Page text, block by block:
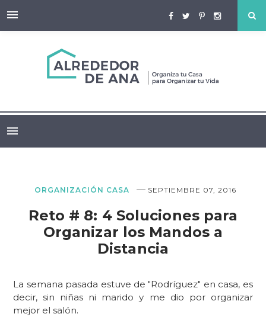
ORGANIZACIÓN CASA — SEPTIEMBRE 07, 2016
Reto # 8: 4 Soluciones para
Organizar los Mandos a
Distancia
La semana pasada estuve de "Rodríguez" en casa, es
decir, sin niñas ni marido y me dio por organizar
mejor el salón.